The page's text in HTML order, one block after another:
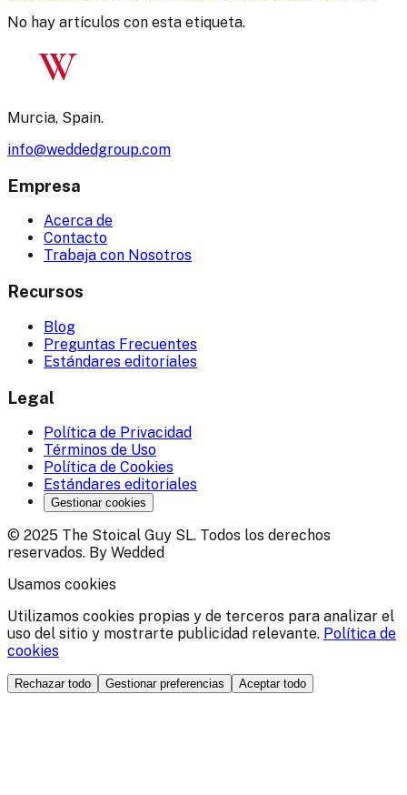
No hay artículos con esta etiqueta.
W
Murcia, Spain.
info@weddedgroup.com
Empresa
Acerca de
Contacto
Trabaja con Nosotros
Recursos
Blog
Preguntas Frecuentes
Estándares editoriales
Legal
Política de Privacidad
Términos de Uso
Política de Cookies
Estándares editoriales
Gestionar cookies
© 2025 The Stoical Guy SL. Todos los derechos
reservados. By Wedded
Usamos cookies
Utilizamos cookies propias y de terceros para analizar el
uso del sitio y mostrarte publicidad relevante. Política de
cookies
Rechazar todo Gestionar preferencias Aceptar todo